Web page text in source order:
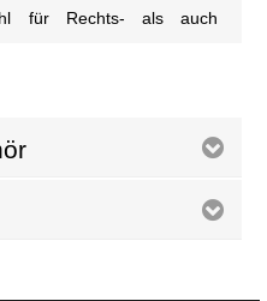
für Rechts- als auch